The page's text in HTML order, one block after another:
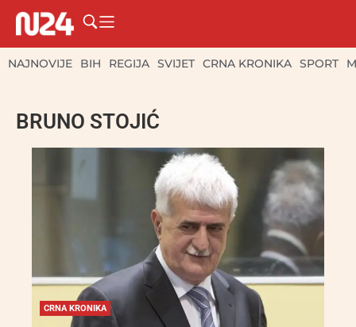
NAJNOVIJE BIH REGIJA SVIJET CRNA KRONIKA SPORT
BRUNO STOJIĆ
CRNA KRONIKA